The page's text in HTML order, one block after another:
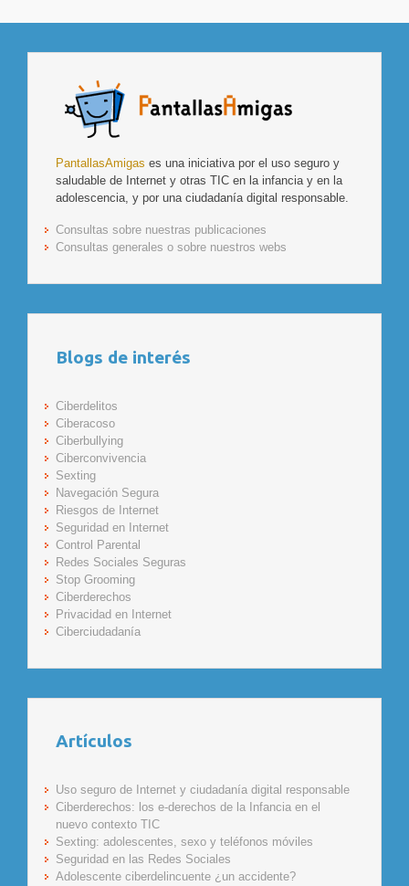
PantallasAmigas es una iniciativa por el uso seguro y
saludable de Internet y otras TIC en la infancia y en la
adolescencia, y por una ciudadanía digital responsable.
Consultas sobre nuestras publicaciones
Consultas generales o sobre nuestros webs
Blogs de interés
Ciberdelitos
Ciberacoso
Ciberbullying
Ciberconvivencia
Sexting
Navegación Segura
Riesgos de Internet
Seguridad en Internet
Control Parental
Redes Sociales Seguras
Stop Grooming
Ciberderechos
Privacidad en Internet
Ciberciudadanía
Artículos
Uso seguro de Internet y ciudadanía digital responsable
Ciberderechos: los e-derechos de la Infancia en el
nuevo contexto TIC
Sexting: adolescentes, sexo y teléfonos móviles
Seguridad en las Redes Sociales
Adolescente ciberdelincuente ¿un accidente?